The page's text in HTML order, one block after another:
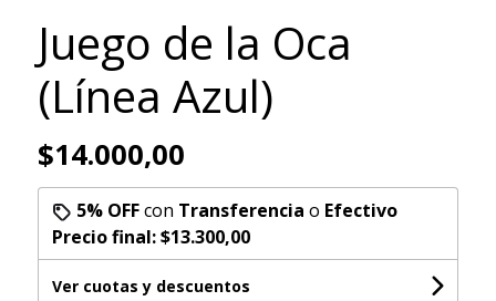
Juego de la Oca
(Línea Azul)
$14.000,00
5% OFFcon Transferencia o Efectivo
Precio final:$13.300,00
Ver cuotas y descuentos